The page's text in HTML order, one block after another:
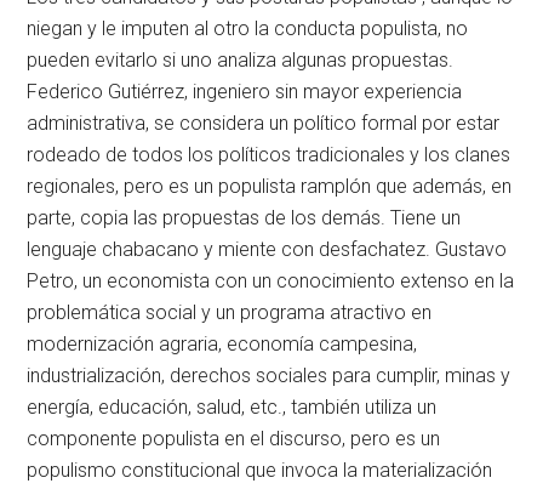
niegan y le imputen al otro la conducta populista, no
pueden evitarlo si uno analiza algunas propuestas.
Federico Gutiérrez, ingeniero sin mayor experiencia
administrativa, se considera un político formal por estar
rodeado de todos los políticos tradicionales y los clanes
regionales, pero es un populista ramplón que además, en
parte, copia las propuestas de los demás. Tiene un
lenguaje chabacano y miente con desfachatez. Gustavo
Petro, un economista con un conocimiento extenso en la
problemática social y un programa atractivo en
modernización agraria, economía campesina,
industrialización, derechos sociales para cumplir, minas y
energía, educación, salud, etc., también utiliza un
componente populista en el discurso, pero es un
populismo constitucional que invoca la materialización